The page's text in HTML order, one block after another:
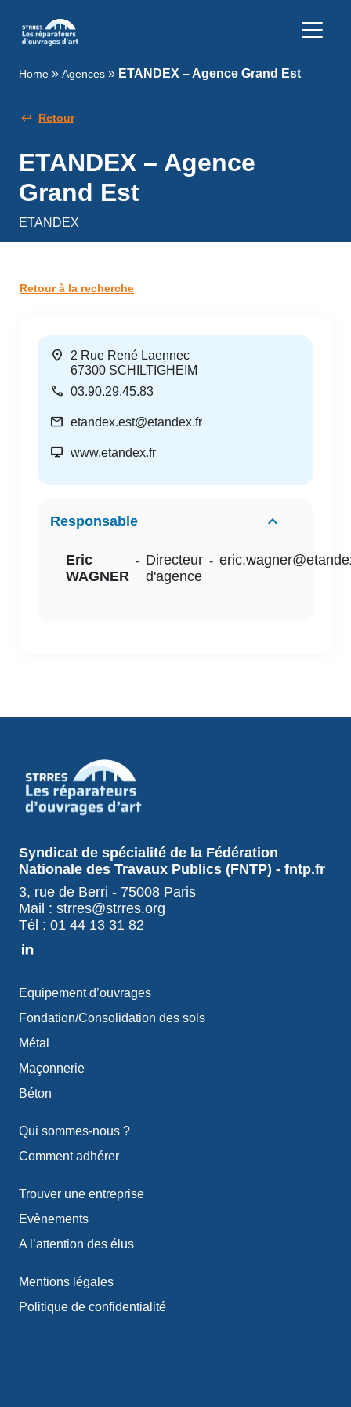
Home » Agences » ETANDEX – Agence Grand Est
Retour
ETANDEX – Agence
Grand Est
ETANDEX
Retour à la recherche
location_on
2 Rue René Laennec
67300 SCHILTIGHEIM
call 03.90.29.45.83
mail etandex.est@etandex.fr
desktop_windows www.etandex.fr
Responsable
Eric
WAGNER
- Directeur
d'agence
-
Syndicat de spécialité de la Fédération
Nationale des Travaux Publics (FNTP) - fntp.fr
3, rue de Berri - 75008 Paris
Mail : strres@strres.org
Tél : 01 44 13 31 82
Equipement d’ouvrages
Fondation/Consolidation des sols
Métal
Maçonnerie
Béton
Qui sommes-nous ?
Comment adhérer
Trouver une entreprise
Evènements
A l’attention des élus
Mentions légales
Politique de confidentialité